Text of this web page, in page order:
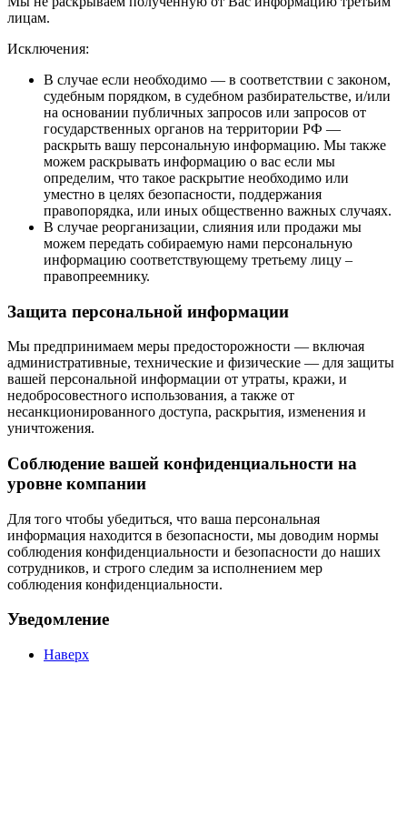
лицам.
Исключения:
В случае если необходимо — в соответствии с законом,
судебным порядком, в судебном разбирательстве, и/или
на основании публичных запросов или запросов от
государственных органов на территории РФ —
раскрыть вашу персональную информацию. Мы также
можем раскрывать информацию о вас если мы
определим, что такое раскрытие необходимо или
уместно в целях безопасности, поддержания
правопорядка, или иных общественно важных случаях.
В случае реорганизации, слияния или продажи мы
можем передать собираемую нами персональную
информацию соответствующему третьему лицу –
правопреемнику.
Защита персональной информации
Мы предпринимаем меры предосторожности — включая
административные, технические и физические — для защиты
вашей персональной информации от утраты, кражи, и
недобросовестного использования, а также от
несанкционированного доступа, раскрытия, изменения и
уничтожения.
Соблюдение вашей конфиденциальности на
уровне компании
Для того чтобы убедиться, что ваша персональная
информация находится в безопасности, мы доводим нормы
соблюдения конфиденциальности и безопасности до наших
сотрудников, и строго следим за исполнением мер
соблюдения конфиденциальности.
Уведомление
Наверх